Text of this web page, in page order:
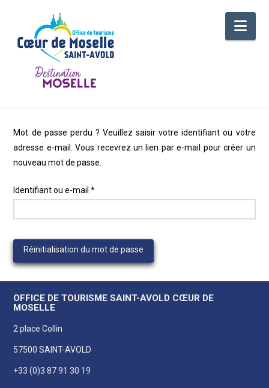
Mot de passe perdu ? Veuillez saisir votre identifiant ou votre
adresse e-mail. Vous recevrez un lien par e-mail pour créer un
nouveau mot de passe.
Identifiant ou e-mail*Obligatoire
Réinitialisation du mot de passe
OFFICE DE TOURISME SAINT-AVOLD CŒUR DE
MOSELLE
2 place Collin
57500 SAINT-AVOLD
+33 (0)3 87 91 30 19